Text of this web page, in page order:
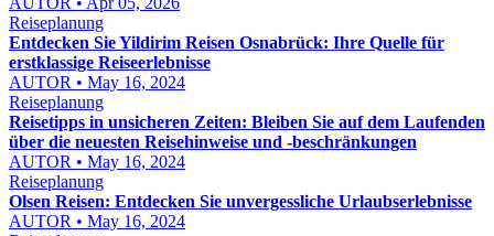
Reiseplanung
Entdecken Sie Yildirim Reisen Osnabrück: Ihre Quelle für
erstklassige Reiseerlebnisse
AUTOR • May 16, 2024
Reiseplanung
Reisetipps in unsicheren Zeiten: Bleiben Sie auf dem Laufenden
über die neuesten Reisehinweise und -beschränkungen
AUTOR • May 16, 2024
Reiseplanung
Olsen Reisen: Entdecken Sie unvergessliche Urlaubserlebnisse
AUTOR • May 16, 2024